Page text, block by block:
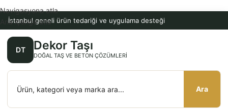
İstanbul geneli ürün tedariği ve uygulama desteği
DT Dekor Taşı
DOĞAL TAŞ VE BETON ÇÖZÜMLERI
Ara
Navigasyona atla
Ana içeriğe atla